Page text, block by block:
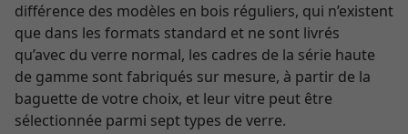
différence des modèles en bois réguliers, qui n’existent
que dans les formats standard et ne sont livrés
qu’avec du verre normal, les cadres de la série haute
de gamme sont fabriqués sur mesure, à partir de la
baguette de votre choix, et leur vitre peut être
sélectionnée parmi sept types de verre.